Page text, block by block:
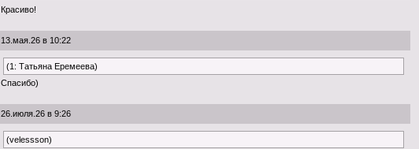
Красиво!
13.мая.26 в 10:22
(1: Татьяна Еремеева)
Спасибо)
26.июля.26 в 9:26
(velessson)